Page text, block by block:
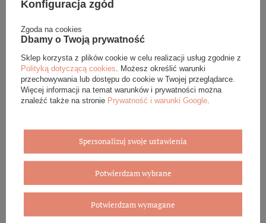
Podana cena dotyczy jednej sztuki.
DANE SZCZEGÓŁOWE
OPINIE (0)
Eleganckie opakowanie gratis
Konfiguracja zgód
Zgoda na cookies
Dbamy o Twoją prywatność
Sklep korzysta z plików cookie w celu realizacji usług zgodnie z
Polityką dotyczącą cookies . Możesz określić warunki
przechowywania lub dostępu do cookie w Twojej przeglądarce.
Więcej informacji na temat warunków i prywatności można
znaleźć także na stronie Prywatność i warunki Google
Spersonalizuj swoje ustawienia
Potwierdzam wybrane
Potwierdzam wymagane